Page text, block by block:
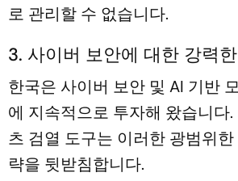
로 관리할 수 없습니다.
3. 사이버 보안에 대한 강력
한국은 사이버 보안 및 AI 기반
에 지속적으로 투자해 왔습니다.
츠 검열 도구는 이러한 광범위
략을 뒷받침합니다.